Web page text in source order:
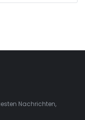
Nachrichten,